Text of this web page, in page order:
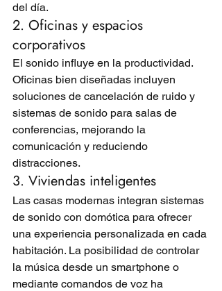
del día.
2. Oficinas y espacios
corporativos
El sonido influye en la productividad.
Oficinas bien diseñadas incluyen
soluciones de cancelación de ruido y
sistemas de sonido para salas de
conferencias, mejorando la
comunicación y reduciendo
distracciones.
3. Viviendas inteligentes
Las casas modernas integran sistemas
de sonido con domótica para ofrecer
una experiencia personalizada en cada
habitación. La posibilidad de controlar
la música desde un smartphone o
mediante comandos de voz ha